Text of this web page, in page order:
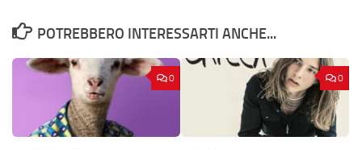
POTREBBERO INTERESSARTI ANCHE...
0 0